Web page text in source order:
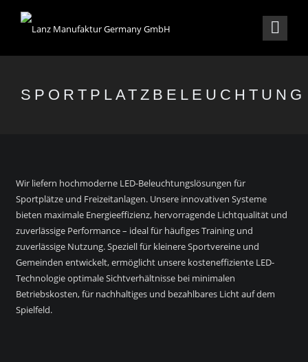
SPORTPLATZBELEUCHTUNG
Wir liefern hochmoderne LED-Beleuchtungslösungen für
Sportplätze und Freizeitanlagen. Unsere innovativen Systeme
bieten maximale Energieeffizienz, hervorragende Lichtqualität und
zuverlässige Performance – ideal für häufiges Training und
zuverlässige Nutzung. Speziell für kleinere Sportvereine und
Gemeinden entwickelt, ermöglicht unsere kosteneffiziente LED-
Technologie optimale Sichtverhältnisse bei minimalen
Betriebskosten, für nachhaltiges und bezahlbares Licht auf dem
Spielfeld.